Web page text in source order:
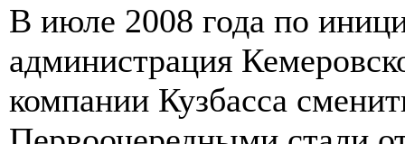
В июле 2008 года по
администрация
компании Кузбасса